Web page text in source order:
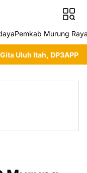
Pemkab Murung
Murung Raya